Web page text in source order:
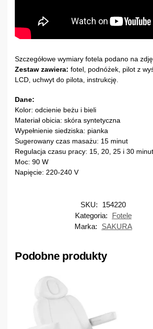
Szczegółowe wymiary fotela podano na
Zestaw zawiera: fotel, podnóżek, pilot z
LCD, uchwyt do pilota, instrukcję.
Dane:
Kolor: odcienie beżu i bieli
Materiał obicia: skóra syntetyczna
Wypełnienie siedziska: pianka
Sugerowany czas masażu: 15 minut
Regulacja czasu pracy: 15, 20, 25 i 30 minut
Moc: 90 W
Napięcie: 220-240 V
SKU:
154220
Kategoria:
Fotele
Marka:
SAKURA
Podobne produkty